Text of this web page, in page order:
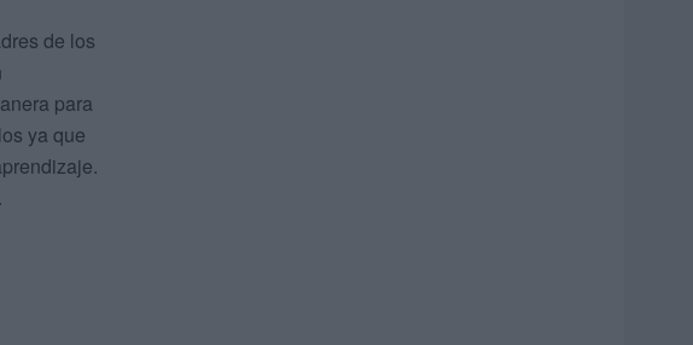
de los
para
ya que